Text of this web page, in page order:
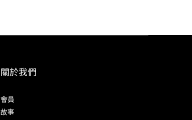
關於我們
會員
故事